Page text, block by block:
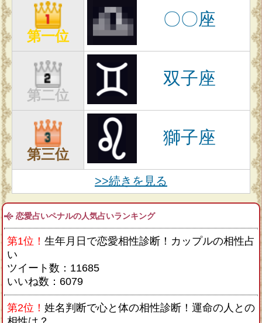
第一位
〇〇座
第二位
双子座
第三位
獅子座
>>続きを見る
恋愛占いペナルの人気占いランキング
第1位！ 生年月日で恋愛相性診断！カップルの相性占
い
ツイート数：11685
いいね数：6079
第2位！ 姓名判断で心と体の相性診断！運命の人との